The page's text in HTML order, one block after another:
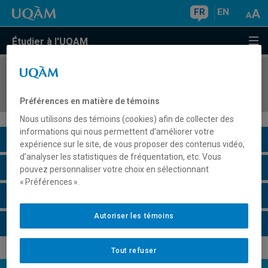
FR EN
Étudier à l'UQAM
COURS//
Description du cours
Horaire - Été 2026
Préférences en matière de témoins
Nous utilisons des témoins (cookies) afin de collecter des
informations qui nous permettent d’améliorer votre
expérience sur le site, de vous proposer des contenus vidéo,
d’analyser les statistiques de fréquentation, etc. Vous
pouvez personnaliser votre choix en sélectionnant
« Préférences ».
Tout refuser
Autoriser les témoins